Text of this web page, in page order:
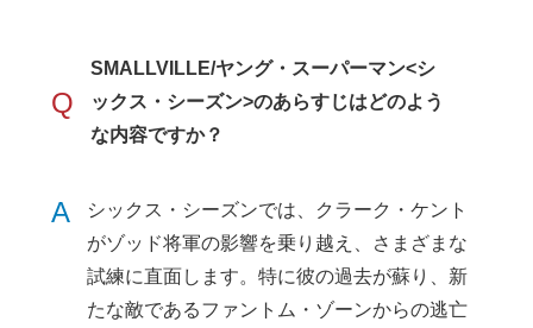
Q
SMALLVILLE/ヤング・スーパーマン<シ
ックス・シーズン>のあらすじはどのよう
な内容ですか？
A
シックス・シーズンでは、クラーク・ケント
がゾッド将軍の影響を乗り越え、さまざまな
試練に直面します。特に彼の過去が蘇り、新
たな敵であるファントム・ゾーンからの逃亡